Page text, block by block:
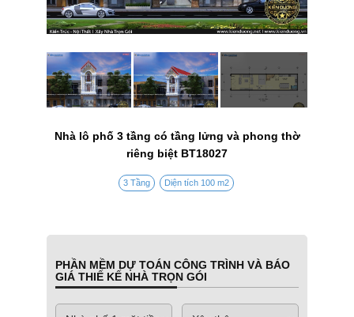
Nhà lô phố 3 tầng có tầng lửng và phong thờ
riêng biệt BT18027
3 Tầng Diện tích 100 m2
PHẦN MỀM DỰ TOÁN CÔNG TRÌNH VÀ BÁO
GIÁ THIẾ KẾ NHÀ TRỌN GÓI